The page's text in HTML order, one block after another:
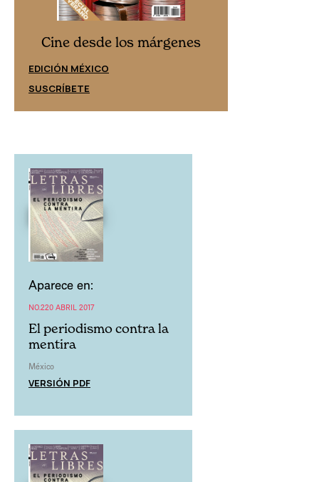
Cine desde los márgenes
EDICIÓN MÉXICO
SUSCRÍBETE
Aparece en:
NO.220 ABRIL 2017
El periodismo contra la
mentira
México
VERSIÓN PDF